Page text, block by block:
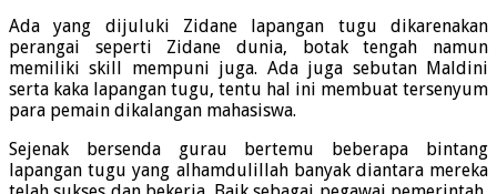
Ada yang dijuluki Zidane lapangan tugu dikarenakan
perangai seperti Zidane dunia, botak tengah namun
memiliki skill mempuni juga. Ada juga sebutan Maldini
serta kaka lapangan tugu, tentu hal ini membuat tersenyum
para pemain dikalangan mahasiswa.
Sejenak bersenda gurau bertemu beberapa bintang
lapangan tugu yang alhamdulillah banyak diantara mereka